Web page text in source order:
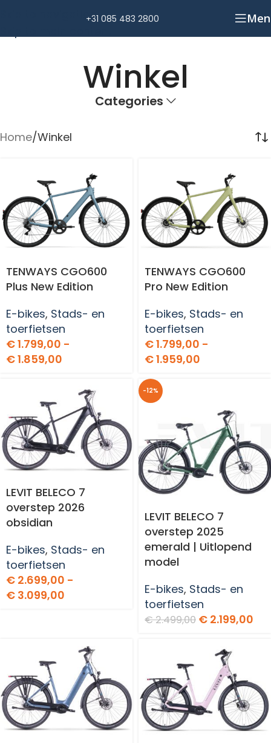
Skip to navigation+31 085 483 2800
Winkel
Categories
Home Winkel
TENWAYS CGO600
Plus New Edition
E-bikes, Stads- en
toerfietsen
€1.799,00 -
€1.859,00
TENWAYS CGO600
Pro New Edition
E-bikes, Stads- en
toerfietsen
€1.799,00 -
€1.959,00
LEVIT BELECO 7
overstep 2026
obsidian
E-bikes, Stads- en
toerfietsen
€ 2.699,00 -
€ 3.099,00
-12%
LEVIT BELECO 7
overstep 2025
emerald | Uitlopend
model
E-bikes, Stads- en
toerfietsen
€2.499,00 € 2.199,00